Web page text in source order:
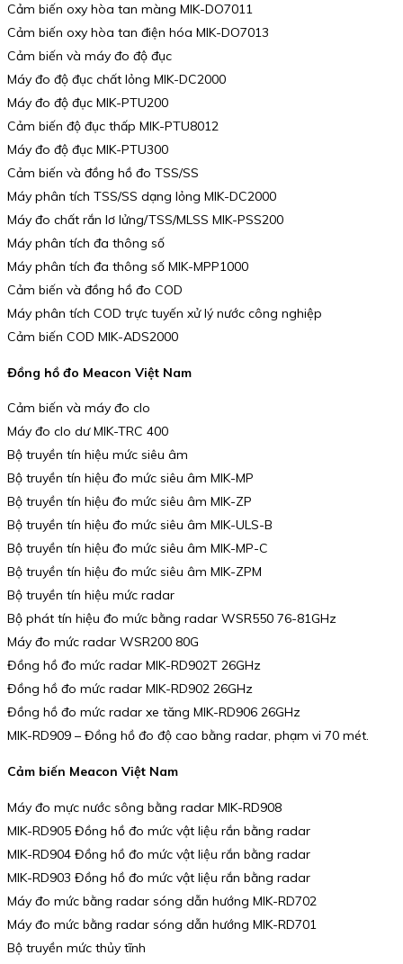
Cảm biến oxy hòa tan màng MIK-DO7011
Cảm biến oxy hòa tan điện hóa MIK-DO7013
Cảm biến và máy đo độ đục
Máy đo độ đục chất lỏng MIK-DC2000
Máy đo độ đục MIK-PTU200
Cảm biến độ đục thấp MIK-PTU8012
Máy đo độ đục MIK-PTU300
Cảm biến và đồng hồ đo TSS/SS
Máy phân tích TSS/SS dạng lỏng MIK-DC2000
Máy đo chất rắn lơ lửng/TSS/MLSS MIK-PSS200
Máy phân tích đa thông số
Máy phân tích đa thông số MIK-MPP1000
Cảm biến và đồng hồ đo COD
Máy phân tích COD trực tuyến xử lý nước công nghiệp
Cảm biến COD MIK-ADS2000
Đồng hồ đo Meacon Việt Nam
Cảm biến và máy đo clo
Máy đo clo dư MIK-TRC 400
Bộ truyền tín hiệu mức siêu âm
Bộ truyền tín hiệu đo mức siêu âm MIK-MP
Bộ truyền tín hiệu đo mức siêu âm MIK-ZP
Bộ truyền tín hiệu đo mức siêu âm MIK-ULS-B
Bộ truyền tín hiệu đo mức siêu âm MIK-MP-C
Bộ truyền tín hiệu đo mức siêu âm MIK-ZPM
Bộ truyền tín hiệu mức radar
Bộ phát tín hiệu đo mức bằng radar WSR550 76-81GHz
Máy đo mức radar WSR200 80G
Đồng hồ đo mức radar MIK-RD902T 26GHz
Đồng hồ đo mức radar MIK-RD902 26GHz
Đồng hồ đo mức radar xe tăng MIK-RD906 26GHz
MIK-RD909 – Đồng hồ đo độ cao bằng radar, phạm vi 70 mét.
Cảm biến Meacon Việt Nam
Máy đo mực nước sông bằng radar MIK-RD908
MIK-RD905 Đồng hồ đo mức vật liệu rắn bằng radar
MIK-RD904 Đồng hồ đo mức vật liệu rắn bằng radar
MIK-RD903 Đồng hồ đo mức vật liệu rắn bằng radar
Máy đo mức bằng radar sóng dẫn hướng MIK-RD702
Máy đo mức bằng radar sóng dẫn hướng MIK-RD701
Bộ truyền mức thủy tĩnh